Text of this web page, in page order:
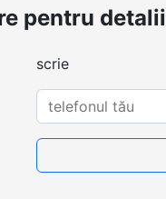
pentru
scrie